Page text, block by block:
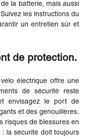
la batterie, mais aussi
les instructions du
un entretien sûr et
de protection.
électrique offre une
de sécurité reste
envisagez le port de
et des genouillères.
risques de blessures en
la sécurité doit toujours